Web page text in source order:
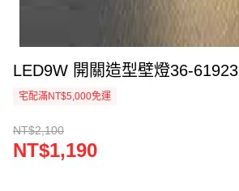
LED9W 開關造型壁燈36-61923
宅配滿NT$5,000免運
NT$2,100
NT$1,190